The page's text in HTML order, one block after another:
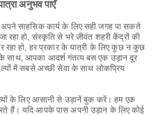
अनुभव पाएँ
साहसिक कार्य के लिए सही जगह पा सकते
रहा हो, संस्कृति से भरे जीवंत शहरी केंद्रों की
रहा हो, हर प्रकार के यात्री के लिए कुछ न कुछ
साथ, आपका आदर्श गंतव्य बस एक उड़ान दूर
में सबसे अच्छी सेवा के साथ लोकप्रिय
के लिए आसानी से उड़ानें बुक करें। हम एक
हैं। यदि आपके पास अपनी उड़ान के लिए कोई